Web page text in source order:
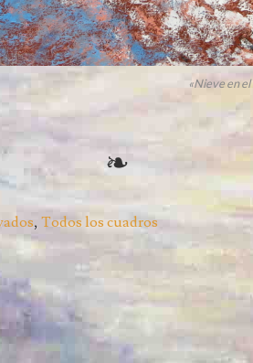
«Nieve en
, Todos los cuadros